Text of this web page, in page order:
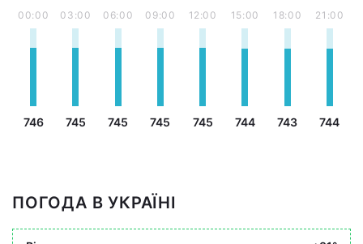
00:00
746
03:00
745
06:00
745
09:00
745
12:00
745
15:00
744
18:00
743
21:00
744
ПОГОДА В УКРАЇНІ